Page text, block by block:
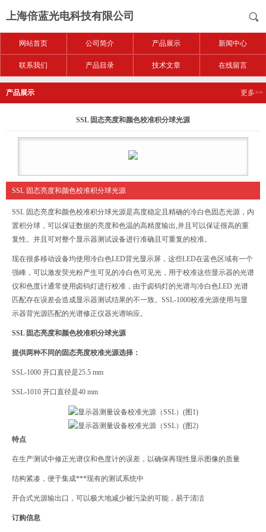
上海倍蓝光电科技有限公司
网站首页 公司简介 产品展示 新闻中心
联系我们 产品目录 技术文章 在线留言
产品展示 更多>>
SSL 固态亮度和颜色校准积分球光源
SSL 固态亮度和颜色校准积分球光源
SSL 固态亮度和颜色校准积分球光源是高度稳定且精确的冷白色固态光源，内
置积分球，可以保证数据的亮度和色温的高精度输出,并且可以保证很高的重
复性。并且可对整个显示器测试设备进行准确且可重复的校准。
现在很多移动设备均使用冷白色LED背光显示屏，这些LED在蓝色区域有一个
强峰，可以激发荧光粉产生可见的冷白色可见光，用于校准这些显示器的光谱
仪和色度计通常使用卤钨灯进行校准，由于卤钨灯的光谱与冷白色LED 光谱
匹配存在误差会造成显示器测试结果的不一致。SSL-1000校准光源使用与显
示器背光源匹配的光谱修正仪器光谱响应。
SSL 固态亮度和颜色校准积分球光源
提供两种不同的固态亮度校准光源选择：
SSL-1000 开口直径是25.5 mm
SSL-1010 开口直径是40 mm
特点
在生产测试中修正光谱仪和色度计的误差，以确保再现性显示图像的质量
结构紧凑，便于集成***现有的测试系统中
开合式光源输出口，可以极大地减少被污染的可能，易于清洁
订购信息